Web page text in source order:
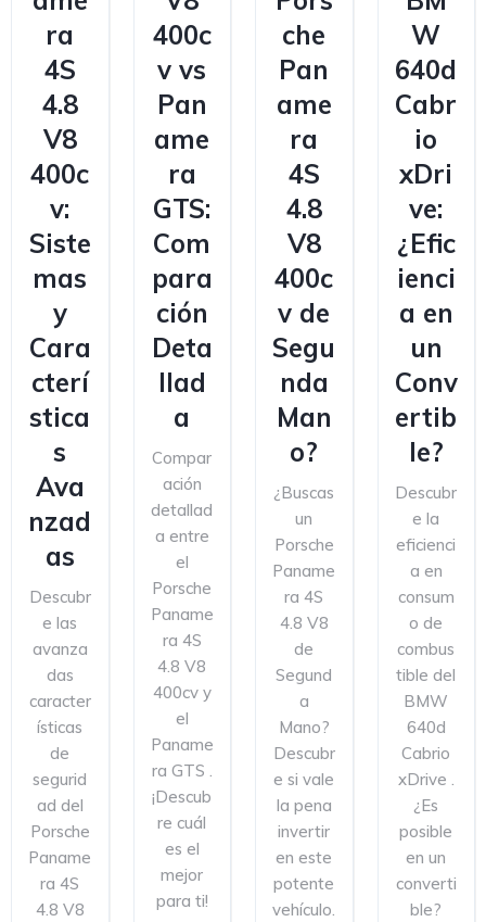
ra
4S
4.8
V8
400c
v:
Siste
mas
y
Cara
cterí
stica
s
Ava
nzad
as
Descubr
e las
avanza
das
caracter
ísticas
de
segurid
ad del
Porsche
Paname
ra 4S
4.8 V8
400c
v vs
Pan
ame
ra
GTS:
Com
para
ción
Deta
llad
a
Compar
ación
detallad
a entre
el
Porsche
Paname
ra 4S
4.8 V8
400cv y
el
Paname
ra GTS .
¡Descub
re cuál
es el
mejor
para ti!
che
Pan
ame
ra
4S
4.8
V8
400c
v de
Segu
nda
Man
o?
¿Buscas
un
Porsche
Paname
ra 4S
4.8 V8
de
Segund
a
Mano?
Descubr
e si vale
la pena
invertir
en este
potente
vehículo.
W
640d
Cabr
io
xDri
ve:
¿Efic
ienci
a en
un
Conv
ertib
le?
Descubr
e la
eficienci
a en
consum
o de
combus
tible del
BMW
640d
Cabrio
xDrive .
¿Es
posible
en un
converti
ble?